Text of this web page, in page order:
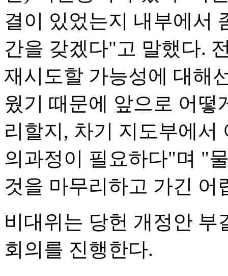
결이 있었는지 내부에서
간을 갖겠다"고 말했다.
재시도할 가능성에 대해
웠기 때문에 앞으로 어
리할지, 차기 지도부에서
의과정이 필요하다"며 "
것을 마무리하고 가긴 어
비대위는 당헌 개정안 부
회의를 진행한다.